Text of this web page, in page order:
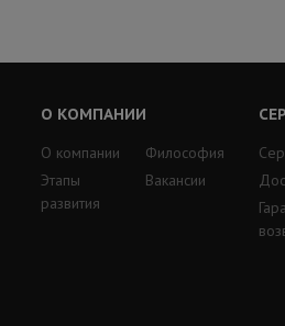
О КОМПАНИИ
О компании
Этапы
развития
Философия
Вакансии